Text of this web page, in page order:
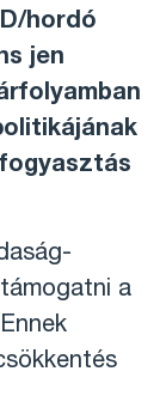
hordó
jen
a